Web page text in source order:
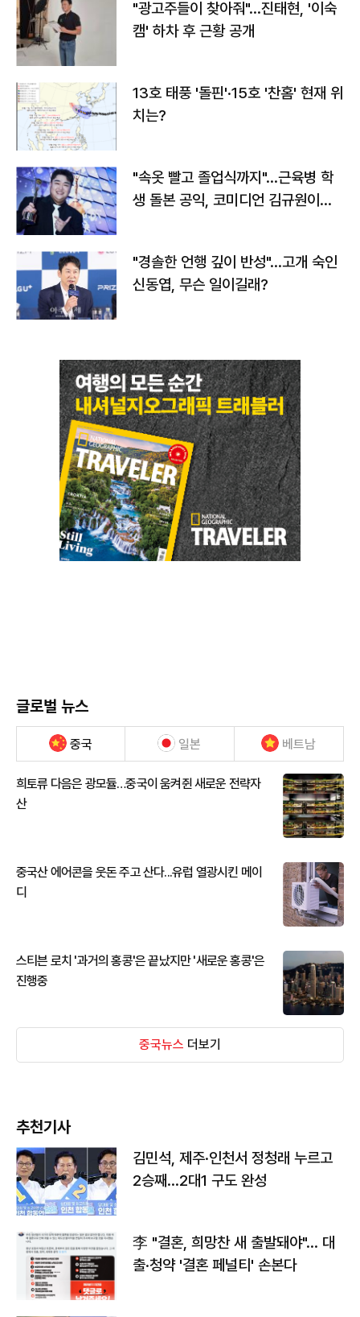
"광고주들이 찾아줘"…진태현, '이숙
캠' 하차 후 근황 공개
13호 태풍 '돌핀'·15호 '찬홈' 현재 위
치는?
"속옷 빨고 졸업식까지"…근육병 학
생 돌본 공익, 코미디언 김규원이었
"경솔한 언행 깊이 반성"…고개 숙인
신동엽, 무슨 일이길래?
글로벌 뉴스
중국 일본 베트남
희토류 다음은 광모듈…중국이 움켜쥔 새로운 전략자
산
중국산 에어콘을 웃돈 주고 산다...유럽 열광시킨 메이
디
스티븐 로치 '과거의 홍콩'은 끝났지만 '새로운 홍콩'은
진행중
중국뉴스 더보기
추천기사
김민석, 제주·인천서 정청래 누르고
2승째…2대1 구도 완성
李 "결혼, 희망찬 새 출발돼야"… 대
출·청약 '결혼 페널티' 손본다